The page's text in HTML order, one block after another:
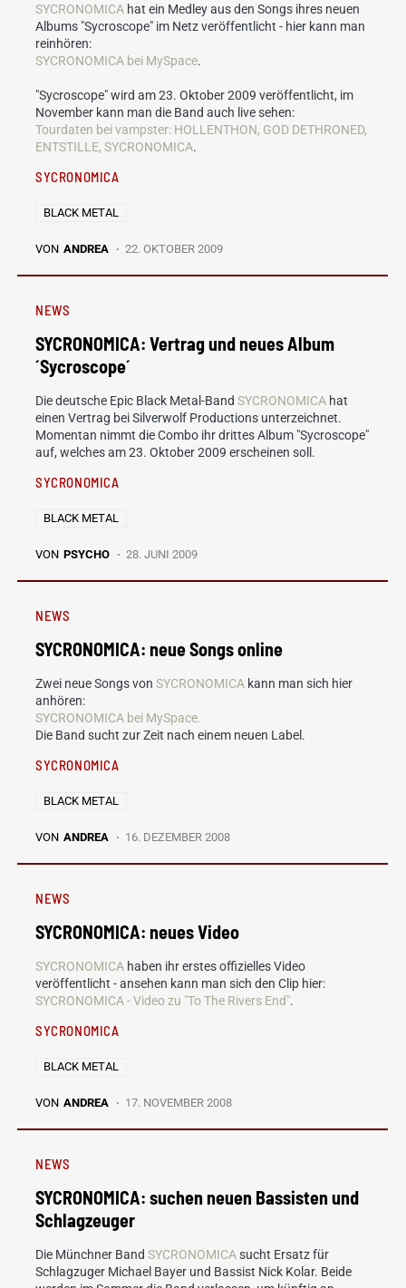
SYCRONOMICA hat ein Medley aus den Songs ihres neuen
Albums "Sycroscope" im Netz veröffentlicht - hier kann man
reinhören:
SYCRONOMICA bei MySpace.
"Sycroscope" wird am 23. Oktober 2009 veröffentlicht, im
November kann man die Band auch live sehen:
Tourdaten bei vampster: HOLLENTHON, GOD DETHRONED,
ENTSTILLE, SYCRONOMICA.
SYCRONOMICA
BLACK METAL
VON ANDREA 22. OKTOBER 2009
NEWS
SYCRONOMICA: Vertrag und neues Album
´Sycroscope´
Die deutsche Epic Black Metal-Band SYCRONOMICA hat
einen Vertrag bei Silverwolf Productions unterzeichnet.
Momentan nimmt die Combo ihr drittes Album "Sycroscope"
auf, welches am 23. Oktober 2009 erscheinen soll.
SYCRONOMICA
BLACK METAL
VON PSYCHO 28. JUNI 2009
NEWS
SYCRONOMICA: neue Songs online
Zwei neue Songs von SYCRONOMICA kann man sich hier
anhören:
SYCRONOMICA bei MySpace.
Die Band sucht zur Zeit nach einem neuen Label.
SYCRONOMICA
BLACK METAL
VON ANDREA 16. DEZEMBER 2008
NEWS
SYCRONOMICA: neues Video
SYCRONOMICA haben ihr erstes offizielles Video
veröffentlicht - ansehen kann man sich den Clip hier:
SYCRONOMICA - Video zu "To The Rivers End".
SYCRONOMICA
BLACK METAL
VON ANDREA 17. NOVEMBER 2008
NEWS
SYCRONOMICA: suchen neuen Bassisten und
Schlagzeuger
Die Münchner Band SYCRONOMICAsucht Ersatz für
Schlagzuger Michael Bayer und Bassist Nick Kolar. Beide